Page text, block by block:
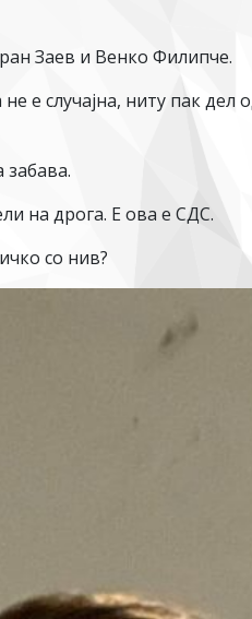
Заев и Венко Филипче.
е случајна, ниту пак дел
на дрога. Е ова е СДС.
со нив?